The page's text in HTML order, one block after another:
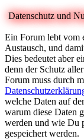
Datenschutz und
Ein Forum lebt vom
Austausch, und
Dies bedeutet aber
denn der Schutz
Forum muss durch
welche Daten auf
warum diese Daten
werden und wie Du
gespeichert werden.